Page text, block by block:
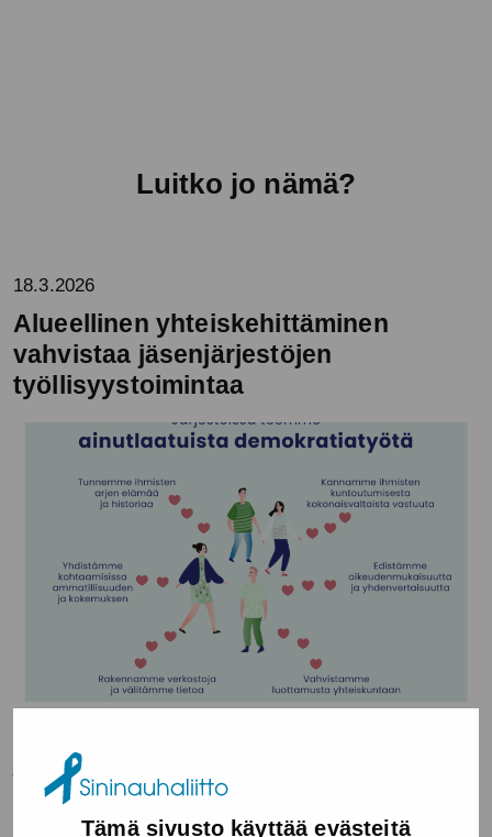
Tämä sivusto käyttää evästeitä
Luitko jo nämä?
18.3.2026
Alueellinen yhteiskehittäminen
vahvistaa jäsenjärjestöjen
työllisyystoimintaa
jäsenjärjestöjensä kanssa esimerkiksi...
Lue lisää